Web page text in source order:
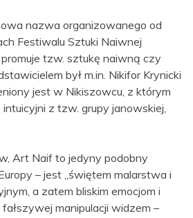
nazwa organizowanego od
Festiwalu Sztuki Naiwnej
promuje tzw. sztukę naiwną czy
był m.in. Nikifor Krynicki
jest w Nikiszowcu, z którym
z tzw. grupy janowskiej,
Art Naif to jedyny podobny
– jest „świętem malarstwa i
a zatem bliskim emocjom i
manipulacji widzem –